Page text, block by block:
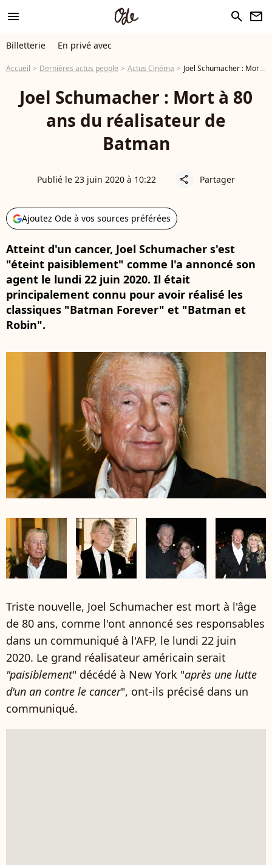
menu search newsletter
Billetterie En privé avec
Accueil Dernières actus people Actus Cinéma Joel Schumacher : Mort à 80 ans du réalisateur de Batman
Joel Schumacher : Mort à 80
ans du réalisateur de
Batman
Publié le 23 juin 2020 à 10:22 share Partager
Ajoutez Ode à vos sources préférées
Atteint d'un cancer, Joel Schumacher s'est
"éteint paisiblement" comme l'a annoncé son
agent le lundi 22 juin 2020. Il était
principalement connu pour avoir réalisé les
classiques "Batman Forever" et "Batman et
Robin".
Triste nouvelle, Joel Schumacher est mort à l'âge
de 80 ans, comme l'ont annoncé ses responsables
dans un communiqué à l'AFP, le lundi 22 juin
2020. Le grand réalisateur américain serait
"paisiblement" décédé à New York "après une lutte
d'un an contre le cancer", ont-ils précisé dans un
communiqué.